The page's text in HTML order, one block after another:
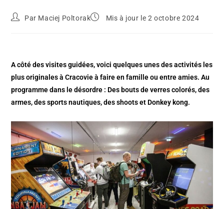
Par Maciej Poltorak Mis à jour le 2 octobre 2024
A côté des visites guidées, voici quelques unes des activités les
plus originales à Cracovie à faire en famille ou entre amies. Au
programme dans le désordre : Des bouts de verres colorés, des
armes, des sports nautiques, des shoots et Donkey kong.